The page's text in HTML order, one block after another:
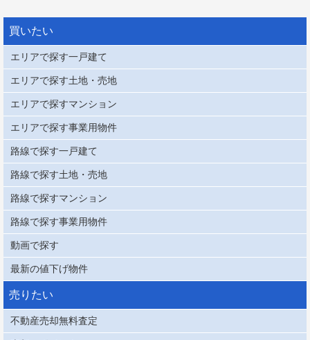
買いたい
エリアで探す一戸建て
エリアで探す土地・売地
エリアで探すマンション
エリアで探す事業用物件
路線で探す一戸建て
路線で探す土地・売地
路線で探すマンション
路線で探す事業用物件
動画で探す
最新の値下げ物件
売りたい
不動産売却無料査定